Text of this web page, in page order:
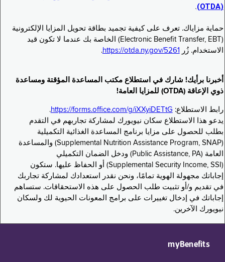
(OTDA)
.
حماية مزاياك. تعرف على كيفية تجميد بطاقة تحويل المزايا الإلكترونية
(Electronic Benefit Transfer, EBT) الخاصة بك عندما لا تكون قيد
الاستخدام. زُر
https://otda.ny.gov/5261
.
أخبرنا برأيك! شارك في استطلاع مكتب المساعدة المؤقتة ومساعدة
ذوي الإعاقة (OTDA) للمزايا العامة!
رابط الاستطلاع: https://forms.office.com/g/iXXyiDETtG
.
يدعو هذا الاستطلاع سكان نيويورك لمشاركة تجاربهم في التقدم
بطلب للحصول على مزايا برنامج المساعدة الغذائية التكميلية
(Supplemental Nutrition Assistance Program, SNAP) والمساعدة
العامة (Public Assistance, PA) ودخل الضمان التكميلي
(Supplemental Security Income, SSI) أو الحفاظ عليها. ستكون
إجاباتك مجهولة الهوية تمامًا، ونحن نقدر استعدادك لمشاركة تجاربك
في تقديم و/أو تثبيت طلب الحصول على هذه الاستحقاقات. ستساهم
إجاباتك في إدخال تغييرات على برامج المعونات الحيوية لك ولسكان
نيويورك الآخرين.
myBenefits